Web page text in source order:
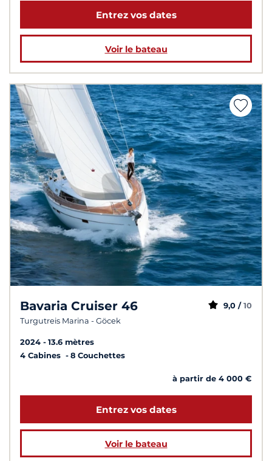
Entrez vos dates
Voir le bateau
Bavaria Cruiser 46
Turgutreis Marina - Göcek
9,0 / 10
2024
13.6 mètres
4 Cabines
8 Couchettes
à partir de 4 000 €
Entrez vos dates
Voir le bateau